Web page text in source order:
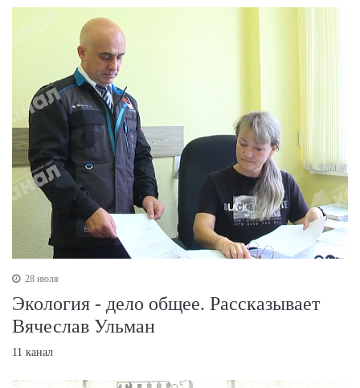
28 июля
Экология - дело общее. Рассказывает
Вячеслав Ульман
11 канал